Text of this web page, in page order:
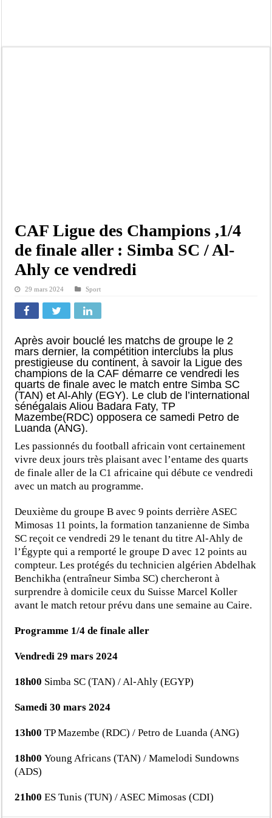
CAF Ligue des Champions ,1/4
de finale aller : Simba SC / Al-
Ahly ce vendredi
29 mars 2024 Sport
Après avoir bouclé les matchs de groupe le 2
mars dernier, la compétition interclubs la plus
prestigieuse du continent, à savoir la Ligue des
champions de la CAF démarre ce vendredi les
quarts de finale avec le match entre Simba SC
(TAN) et Al-Ahly (EGY). Le club de l’international
sénégalais Aliou Badara Faty, TP
Mazembe(RDC) opposera ce samedi Petro de
Luanda (ANG).
Les passionnés du football africain vont certainement
vivre deux jours très plaisant avec l’entame des quarts
de finale aller de la C1 africaine qui débute ce vendredi
avec un match au programme.
Deuxième du groupe B avec 9 points derrière ASEC
Mimosas 11 points, la formation tanzanienne de Simba
SC reçoit ce vendredi 29 le tenant du titre Al-Ahly de
l’Égypte qui a remporté le groupe D avec 12 points au
compteur. Les protégés du technicien algérien Abdelhak
Benchikha (entraîneur Simba SC) chercheront à
surprendre à domicile ceux du Suisse Marcel Koller
avant le match retour prévu dans une semaine au Caire.
Programme 1/4 de finale aller
Vendredi 29 mars 2024
18h00 Simba SC (TAN) / Al-Ahly (EGYP)
Samedi 30 mars 2024
13h00 TP Mazembe (RDC) / Petro de Luanda (ANG)
18h00 Young Africans (TAN) / Mamelodi Sundowns
(ADS)
21h00 ES Tunis (TUN) / ASEC Mimosas (CDI)